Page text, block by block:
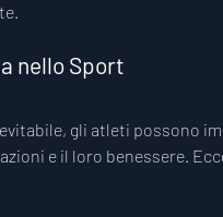
nello Sport
gli atleti possono
e il loro benessere.